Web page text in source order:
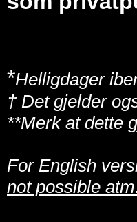
*Helligdager
† Det gjelder
**Merk at dette
For English
not possible atm.